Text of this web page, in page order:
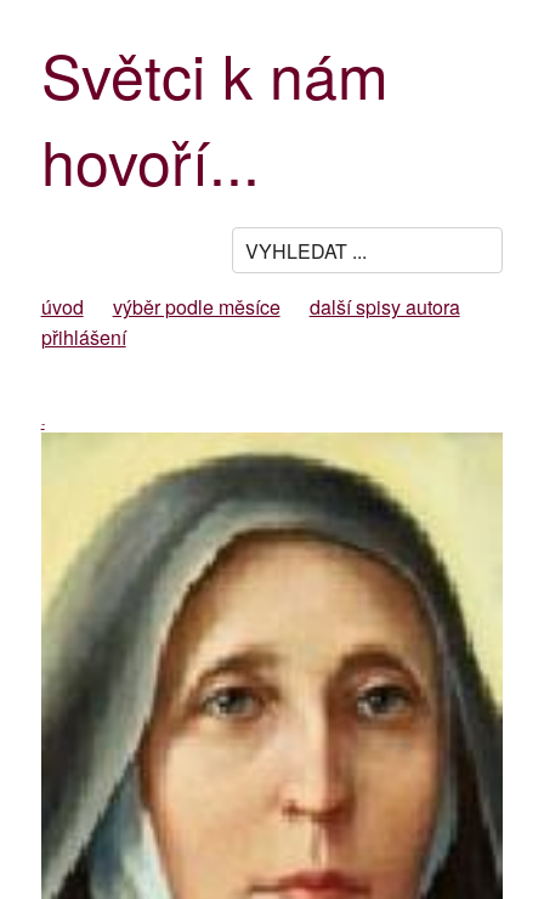
Světci k nám
hovoří...
úvod výběr podle měsíce
další spisy autora
přihlášení
-